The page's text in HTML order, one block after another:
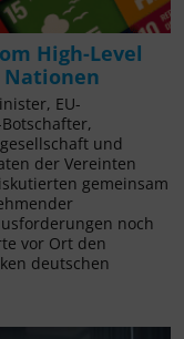
High-Level
EU-
und
der Vereinten
gemeinsam
noch
vor Ort den
deutschen